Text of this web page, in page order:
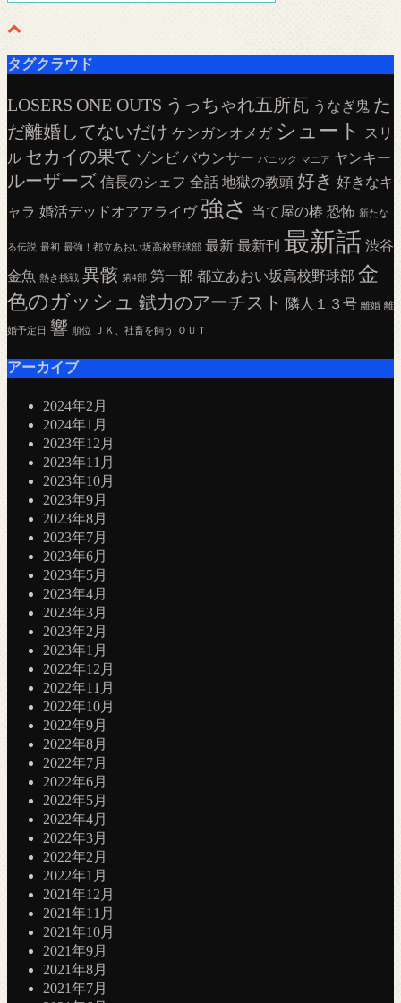
タグクラウド
LOSERS ONE OUTS うっちゃれ五所瓦 うなぎ鬼 た
だ離婚してないだけ ケンガンオメガ シュート
スリ
ル セカイの果て ゾンビ バウンサー パニック マニア ヤンキー
ルーザーズ 信長のシェフ 全話 地獄の教頭 好き 好きなキ
ャラ 婚活デッドオアアライヴ 強さ 当て屋の椿 恐怖 新たな
る伝説 最初 最強！都立あおい坂高校野球部 最新 最新刊 最新話 渋谷
金魚 熱き挑戦 異骸 第4部 第一部 都立あおい坂高校野球部 金
色のガッシュ 錻力のアーチスト 隣人１３号 離婚 離
婚予定日 響 順位 ＪＫ、社畜を飼う ＯＵＴ
アーカイブ
2024年2月
2024年1月
2023年12月
2023年11月
2023年10月
2023年9月
2023年8月
2023年7月
2023年6月
2023年5月
2023年4月
2023年3月
2023年2月
2023年1月
2022年12月
2022年11月
2022年10月
2022年9月
2022年8月
2022年7月
2022年6月
2022年5月
2022年4月
2022年3月
2022年2月
2022年1月
2021年12月
2021年11月
2021年10月
2021年9月
2021年8月
2021年7月